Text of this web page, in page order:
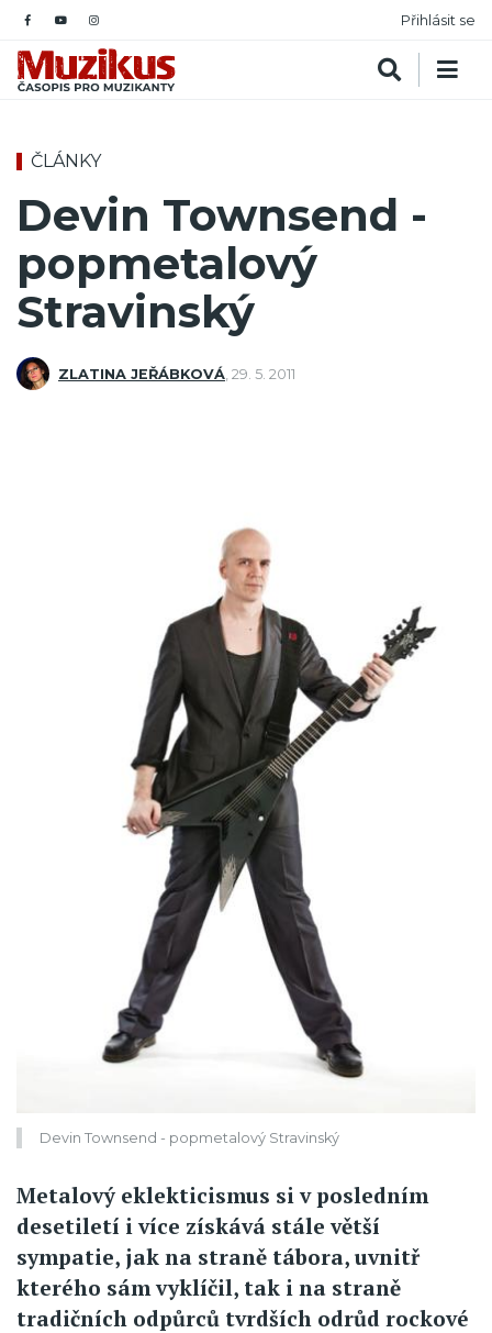
Přihlásit se
ČLÁNKY
Devin Townsend -
popmetalový
Stravinský
ZLATINA JEŘÁBKOVÁ 29. 5. 2011
Devin Townsend - popmetalový Stravinský
Metalový eklekticismus si v posledním
desetiletí i více získává stále větší
sympatie, jak na straně tábora, uvnitř
kterého sám vyklíčil, tak i na straně
tradičních odpůrců tvrdších odrůd rockové